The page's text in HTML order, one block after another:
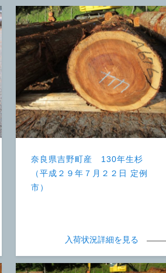
奈良県吉野町産 130年生杉
（平成２９年７月２２日 定例
市）
入荷状況詳細を見る